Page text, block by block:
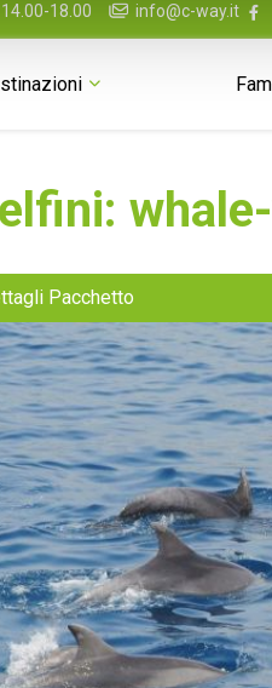
18.00 info@c-way.it
Pacchetto